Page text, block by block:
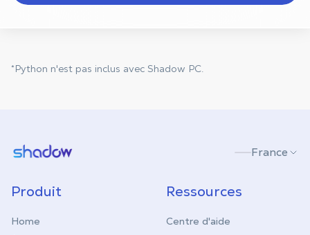
*Python n'est pas inclus avec Shadow PC.
Shadow.tech France
Produit
Home
Ressources
Centre d'aide